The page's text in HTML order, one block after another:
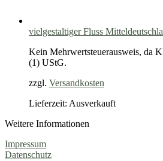
vielgestaltiger Fluss
Kein Mehrwertsteuerausweis, da
(1) UStG.
zzgl. Versandkosten
Lieferzeit: Ausverkauft
Weitere Informationen
Impressum
Datenschutz